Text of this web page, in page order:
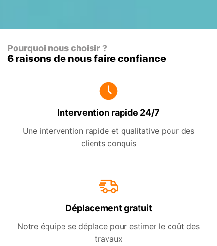
Pourquoi nous choisir ?
6 raisons de nous faire confiance
Intervention rapide 24/7
Une intervention rapide et qualitative pour des
clients conquis
Déplacement gratuit
Notre équipe se déplace pour estimer le coût des
travaux